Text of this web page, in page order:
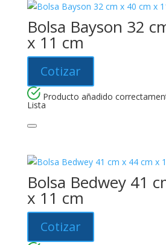
Bolsa Bayson 32
x 11 cm
Cotizar
Producto añadido
Lista
Bolsa Bedwey 41
x 11 cm
Cotizar